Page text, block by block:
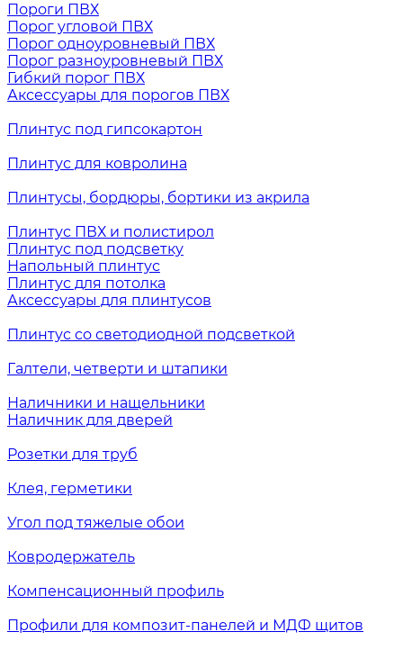
Пороги ПВХ
Порог угловой ПВХ
Порог одноуровневый ПВХ
Порог разноуровневый ПВХ
Гибкий порог ПВХ
Аксессуары для порогов ПВХ
Плинтус под гипсокартон
Плинтус для ковролина
Плинтусы, бордюры, бортики из акрила
Плинтус ПВХ и полистирол
Плинтус под подсветку
Напольный плинтус
Плинтус для потолка
Аксессуары для плинтусов
Плинтус со светодиодной подсветкой
Галтели, четверти и штапики
Наличники и нащельники
Наличник для дверей
Розетки для труб
Клея, герметики
Угол под тяжелые обои
Ковродержатель
Компенсационный профиль
Профили для композит-панелей и МДФ щитов